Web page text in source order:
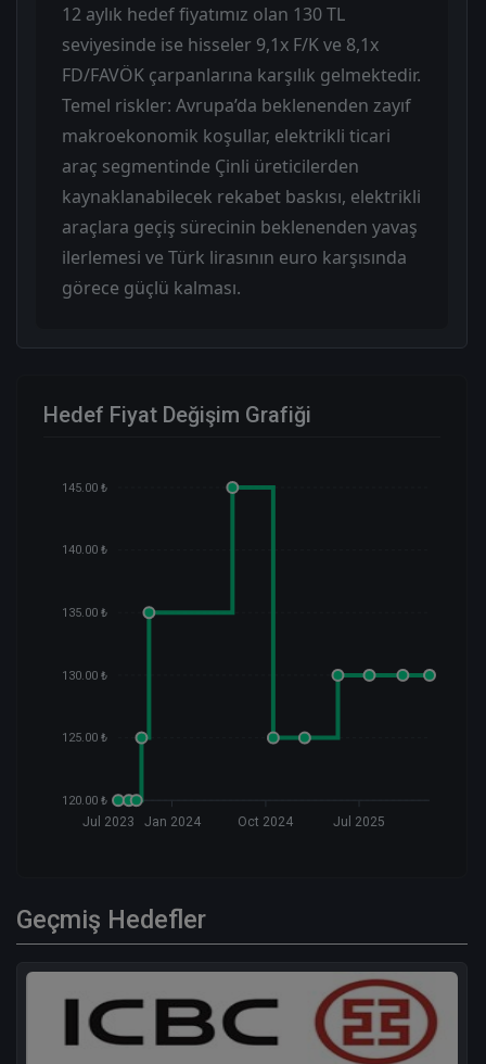
12 aylık hedef fiyatımız olan 130 TL
seviyesinde ise hisseler 9,1x F/K ve 8,1x
FD/FAVÖK çarpanlarına karşılık gelmektedir.
Temel riskler: Avrupa’da beklenenden zayıf
makroekonomik koşullar, elektrikli ticari
araç segmentinde Çinli üreticilerden
kaynaklanabilecek rekabet baskısı, elektrikli
araçlara geçiş sürecinin beklenenden yavaş
ilerlemesi ve Türk lirasının euro karşısında
görece güçlü kalması.
Hedef Fiyat Değişim Grafiği
145.00 ₺
140.00 ₺
135.00 ₺
130.00 ₺
125.00 ₺
120.00 ₺
Jul 2023 Jan 2024 Oct 2024 Jul 2025
Geçmiş Hedefler